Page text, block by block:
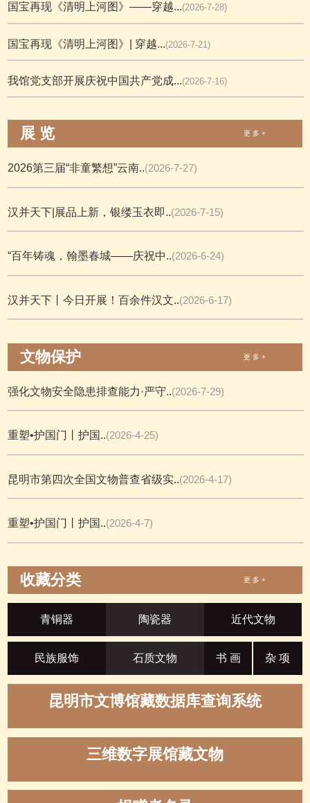
国宝再现《清明上河图》——穿越...(2026-7-28)
国宝再现《清明上河图》| 穿越...(2026-7-21)
我馆党支部开展庆祝中国共产党成...(2026-7-16)
展 览 更 多 +
2026第三届“非童繁想”云南..(2026-7-27)
汉并天下|展品上新，银缕玉衣即..(2026-7-15)
“百年铸魂，翰墨春城——庆祝中..(2026-6-24)
汉并天下丨今日开展！百余件汉文..(2026-6-17)
文物保护 更 多 +
强化文物安全隐患排查能力·严守..(2026-7-29)
重塑•护国门丨护国..(2026-4-25)
昆明市第四次全国文物普查省级实..(2026-4-17)
重塑•护国门丨护国..(2026-4-7)
收藏分类 更 多 +
青铜器 陶瓷器 近代文物
民族服饰 石质文物 书 画 杂 项
昆明市文博馆藏数据库查询系统
三维数字展馆藏文物